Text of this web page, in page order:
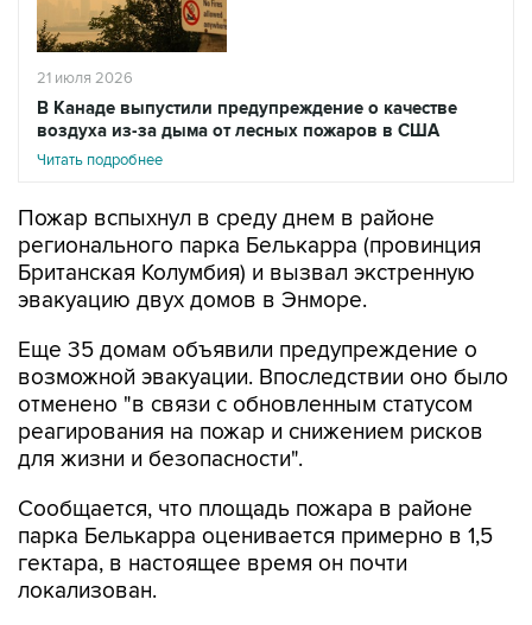
21 июля 2026
В Канаде выпустили предупреждение о качестве
воздуха из-за дыма от лесных пожаров в США
Читать подробнее
Пожар вспыхнул в среду днем в районе
регионального парка Белькарра (провинция
Британская Колумбия) и вызвал экстренную
эвакуацию двух домов в Энморе.
Еще 35 домам объявили предупреждение о
возможной эвакуации. Впоследствии оно было
отменено "в связи с обновленным статусом
реагирования на пожар и снижением рисков
для жизни и безопасности".
Сообщается, что площадь пожара в районе
парка Белькарра оценивается примерно в 1,5
гектара, в настоящее время он почти
локализован.